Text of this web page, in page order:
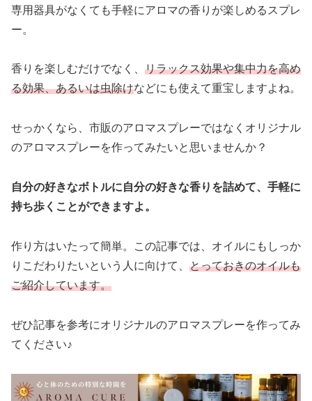
専用器具がなくても手軽にアロマの香りが楽しめるスプレ
ー。
香りを楽しむだけでなく、 リラックス効果や集中力を高め
る効果、あるいは虫除けなどにも使えて重宝しますよね。
せっかくなら、市販のアロマスプレーではなくオリジナル
のアロマスプレーを作ってみたいと思いませんか？
自分の好きなボトルに自分の好きな香りを詰めて、手軽に
持ち歩くことができますよ。
作り方はいたって簡単。この記事では、オイルにもしっか
りこだわりたいという人に向けて、 とっておきのオイルも
ご紹介しています。
ぜひ記事を参考にオリジナルのアロマスプレーを作ってみ
てください♪